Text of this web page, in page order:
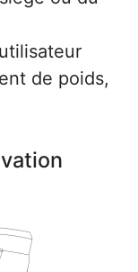
de poids,